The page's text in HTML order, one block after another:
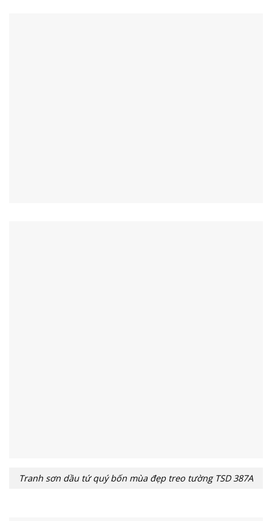
Tranh sơn dầu tứ quý bốn mùa đẹp treo tường TSD 387A